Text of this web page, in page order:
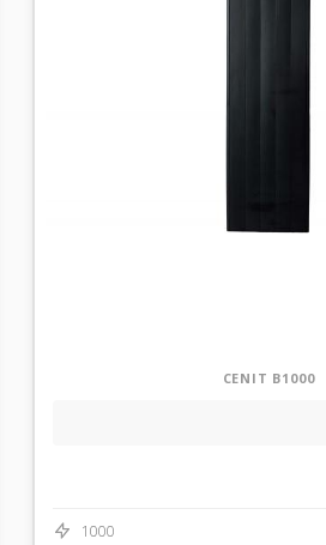
CENIT B1000
1000